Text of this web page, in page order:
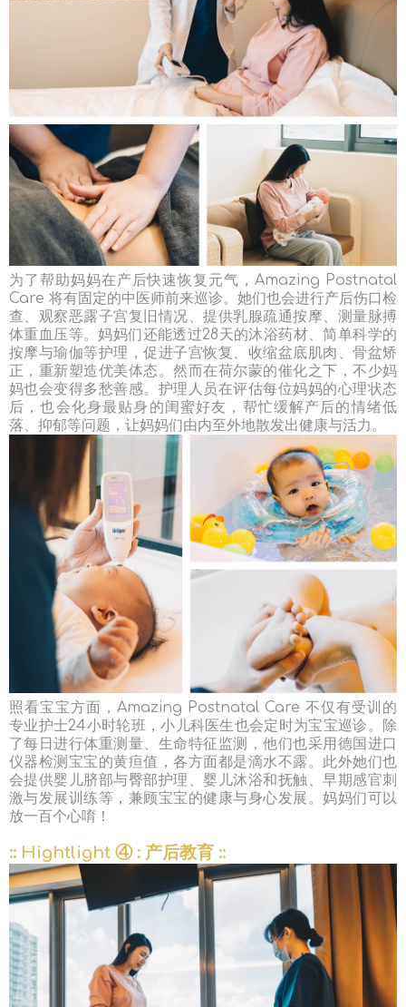
为了帮助妈妈在产后快速恢复元气，Amazing Postnatal
Care 将有固定的中医师前来巡诊。她们也会进行产后伤口检
查、观察恶露子宫复旧情况、提供乳腺疏通按摩、测量脉搏
体重血压等。妈妈们还能透过28天的沐浴药材、简单科学的
按摩与瑜伽等护理，促进子宫恢复、收缩盆底肌肉、骨盆矫
正，重新塑造优美体态。然而在荷尔蒙的催化之下，不少妈
妈也会变得多愁善感。护理人员在评估每位妈妈的心理状态
后，也会化身最贴身的闺蜜好友，帮忙缓解产后的情绪低
落、抑郁等问题，让妈妈们由内至外地散发出健康与活力。
照看宝宝方面，Amazing Postnatal Care 不仅有受训的
专业护士24小时轮班，小儿科医生也会定时为宝宝巡诊。除
了每日进行体重测量、生命特征监测，他们也采用德国进口
仪器检测宝宝的黄疸值，各方面都是滴水不露。此外她们也
会提供婴儿脐部与臀部护理、婴儿沐浴和抚触、早期感官刺
激与发展训练等，兼顾宝宝的健康与身心发展。妈妈们可以
放一百个心唷！
:: Hightlight ④ : 产后教育 ::